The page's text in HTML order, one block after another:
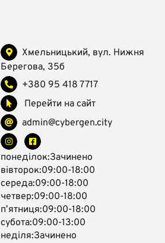
Хмельницький, вул. Нижня
Берегова, 35б
+380 95 418 7717
Перейти на сайт
admin@cybergen.city
понеділок:Зачинено
вівторок:09:00-18:00
середа:09:00-18:00
четвер:09:00-18:00
пʼятниця:09:00-18:00
субота:09:00-13:00
неділя:Зачинено